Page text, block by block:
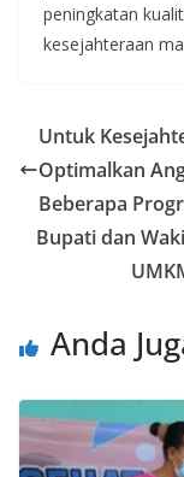
peningkatan
kesejahteraan
Untuk
Optimalkan
Beberapa
Bupati dan
Anda